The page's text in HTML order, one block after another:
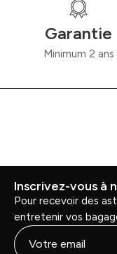
Garantie
Minimum 2 ans
Inscrivez-vous à
Pour recevoir des
entretenir vos